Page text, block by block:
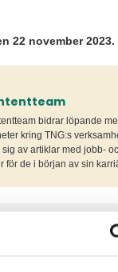
22 november 2023.
bidrar löpande
kring TNG:s
av artiklar med jobb-
för de i början av sin
för